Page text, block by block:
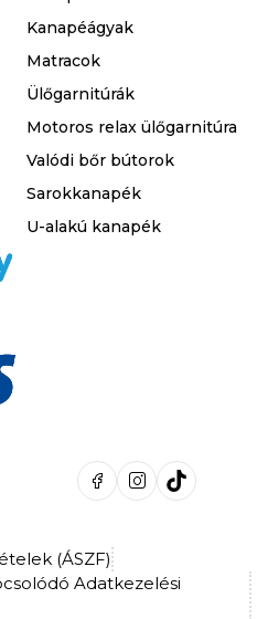
Kanapéágyak
Matracok
Ülőgarnitúrák
Motoros relax ülőgarnitúra
Valódi bőr bútorok
Sarokkanapék
U-alakú kanapék
(ÁSZF)
Adatkezelési